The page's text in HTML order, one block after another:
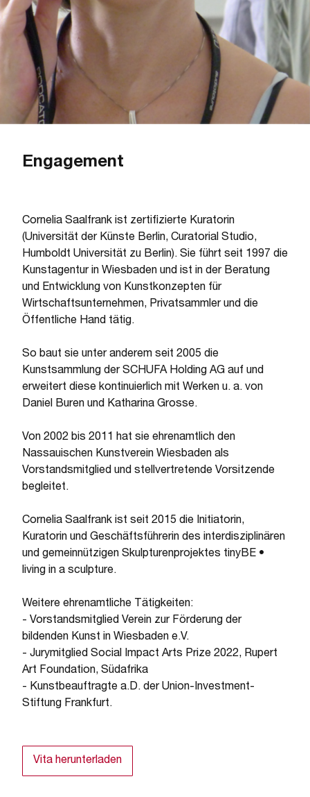
Engagement
Cornelia Saalfrank ist zertifizierte Kuratorin
(Universität der Künste Berlin, Curatorial Studio,
Humboldt Universität zu Berlin). Sie führt seit 1997 die
Kunstagentur in Wiesbaden und ist in der Beratung
und Entwicklung von Kunstkonzepten für
Wirtschaftsunternehmen, Privatsammler und die
Öffentliche Hand tätig.
So baut sie unter anderem seit 2005 die
Kunstsammlung der SCHUFA Holding AG auf und
erweitert diese kontinuierlich mit Werken u. a. von
Daniel Buren und Katharina Grosse.
Von 2002 bis 2011 hat sie ehrenamtlich den
Nassauischen Kunstverein Wiesbaden als
Vorstandsmitglied und stellvertretende Vorsitzende
begleitet.
Cornelia Saalfrank ist seit 2015 die Initiatorin,
Kuratorin und Geschäftsführerin des interdisziplinären
und gemeinnützigen Skulpturenprojektes tinyBE •
living in a sculpture.
Weitere ehrenamtliche Tätigkeiten:
- Vorstandsmitglied Verein zur Förderung der
bildenden Kunst in Wiesbaden e.V.
- Jurymitglied Social Impact Arts Prize 2022, Rupert
Art Foundation, Südafrika
- Kunstbeauftragte a.D. der Union-Investment-
Stiftung Frankfurt.
Vita herunterladen